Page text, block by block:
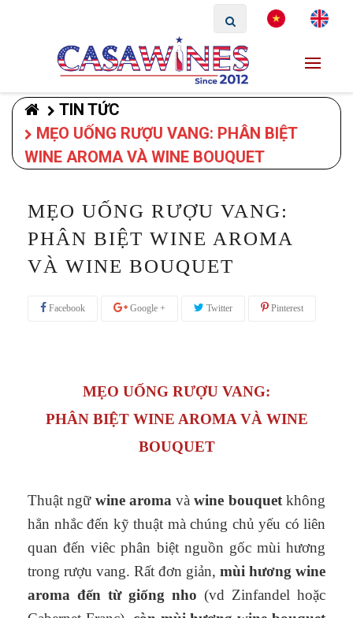
TIN TỨC
MẸO UỐNG RƯỢU VANG: PHÂN BIỆT
WINE AROMA VÀ WINE BOUQUET
MẸO UỐNG RƯỢU VANG:
PHÂN BIỆT WINE AROMA
VÀ WINE BOUQUET
Facebook Google + Twitter Pinterest
MẸO UỐNG RƯỢU VANG:
PHÂN BIỆT WINE AROMA VÀ WINE
BOUQUET
Thuật ngữ wine aromavàwine bouquetkhông
hẳn nhắc đến kỹ thuật mà chúng chủ yếu có liên
quan đến viêc phân biệt nguồn gốc mùi hương
trong rượu vang. Rất đơn giản, mùi hương wine
aroma đến từ giống nho (vd Zinfandel hoặc